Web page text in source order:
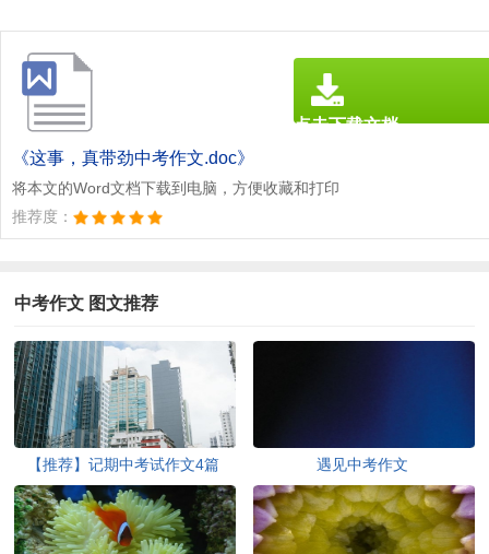
《这事，真带劲中考作文.doc》
将本文的Word文档下载到电脑，方便收藏和打印
推荐度：
点击下载文档
中考作文 图文推荐
【推荐】记期中考试作文4篇 遇见中考作文